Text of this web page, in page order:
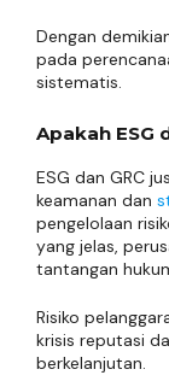
Dengan
pada
sistematis.
Apakah ESG
ESG dan GRC
keamanan dan
pengelolaan
yang jelas,
tantangan
Risiko
krisis reputasi
berkelanjutan.